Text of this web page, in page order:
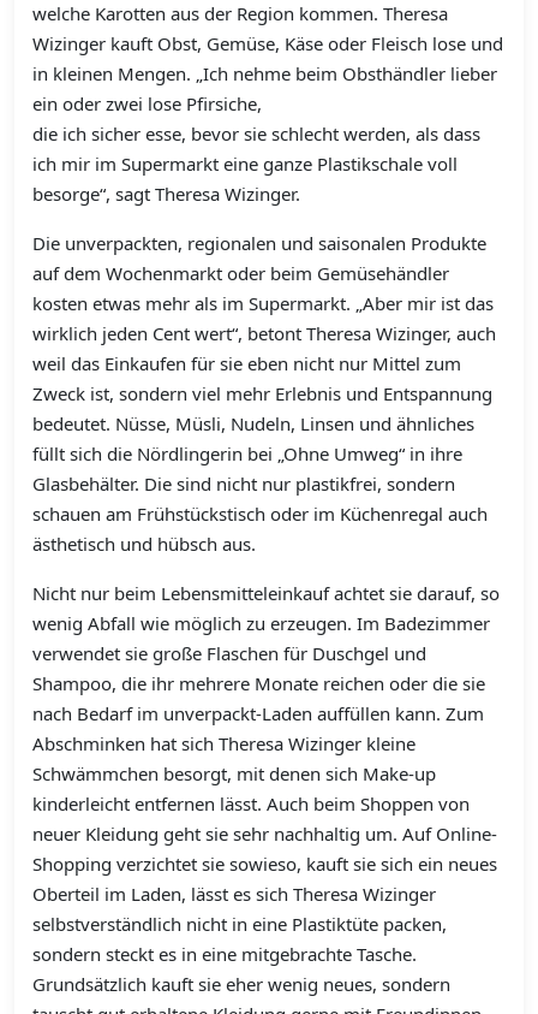
welche Karotten aus der Region kommen. Theresa
Wizinger kauft Obst, Gemüse, Käse oder Fleisch lose und
in kleinen Mengen. „Ich nehme beim Obsthändler lieber
ein oder zwei lose Pfirsiche,
die ich sicher esse, bevor sie schlecht werden, als dass
ich mir im Supermarkt eine ganze Plastikschale voll
besorge“, sagt Theresa Wizinger.
Die unverpackten, regionalen und saisonalen Produkte
auf dem Wochenmarkt oder beim Gemüsehändler
kosten etwas mehr als im Supermarkt. „Aber mir ist das
wirklich jeden Cent wert“, betont Theresa Wizinger, auch
weil das Einkaufen für sie eben nicht nur Mittel zum
Zweck ist, sondern viel mehr Erlebnis und Entspannung
bedeutet. Nüsse, Müsli, Nudeln, Linsen und ähnliches
füllt sich die Nördlingerin bei „Ohne Umweg“ in ihre
Glasbehälter. Die sind nicht nur plastikfrei, sondern
schauen am Frühstückstisch oder im Küchenregal auch
ästhetisch und hübsch aus.
Nicht nur beim Lebensmitteleinkauf achtet sie darauf, so
wenig Abfall wie möglich zu erzeugen. Im Badezimmer
verwendet sie große Flaschen für Duschgel und
Shampoo, die ihr mehrere Monate reichen oder die sie
nach Bedarf im unverpackt-Laden auffüllen kann. Zum
Abschminken hat sich Theresa Wizinger kleine
Schwämmchen besorgt, mit denen sich Make-up
kinderleicht entfernen lässt. Auch beim Shoppen von
neuer Kleidung geht sie sehr nachhaltig um. Auf Online-
Shopping verzichtet sie sowieso, kauft sie sich ein neues
Oberteil im Laden, lässt es sich Theresa Wizinger
selbstverständlich nicht in eine Plastiktüte packen,
sondern steckt es in eine mitgebrachte Tasche.
Grundsätzlich kauft sie eher wenig neues, sondern